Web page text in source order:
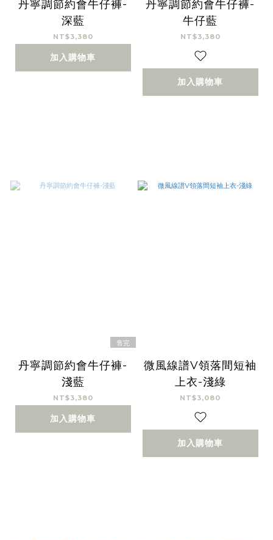
丹寧調節約會牛仔褲-
深藍
NT$3,380
加入購物車
丹寧調節約會牛仔褲-
牛仔藍
NT$3,380
加入購物車
售完
丹寧調節約會牛仔褲-
淺藍
NT$3,380
加入購物車
微風線譜V領落間短袖
上衣-淺綠
NT$3,080
加入購物車